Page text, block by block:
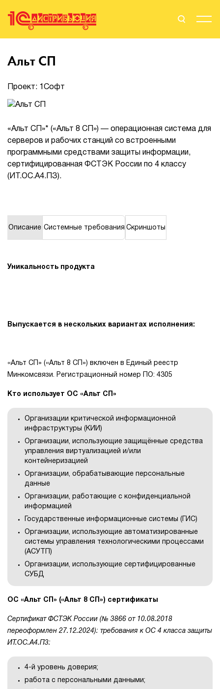
Поиск
О нас
Сервисы для партнеров
1Cофт
Альт СП
Проект: 1Софт
«Альт СП»* («Альт 8 СП») — операционная система для
серверов и рабочих станций со встроенными
программными средствами защиты информации,
сертифицированная ФСТЭК России по 4 классу
(ИТ.ОС.А4.ПЗ).
Описание Системные требования Скриншоты
Уникальность продукта
Выпускается в нескольких вариантах исполнения:
«Альт СП» («Альт 8 СП») включен в Единый реестр
Минкомсвязи. Регистрационный номер ПО: 4305
Кто использует ОС «Альт СП»
Организации критической информационной
инфраструктуры (КИИ)
Организации, использующие защищённые средства
управления виртуализацией и/или
контейнеризацией
Организации, обрабатывающие персональные
данные
Организации, работающие с конфиденциальной
информацией
Государственные информационные системы (ГИС)
Организации, использующие автоматизированные
системы управления технологическими процессами
(АСУТП)
Организации, использующие сертифицированные
СУБД
ОС «Альт СП» («Альт 8 СП») сертификаты
Сертификат ФСТЭК России (№ 3866 от 10.08.2018
переоформлен 27.12.2024): требования к ОС 4 класса защиты
ИТ.ОС.А4.П3:
4-й уровень доверия;
работа с персональными данными;